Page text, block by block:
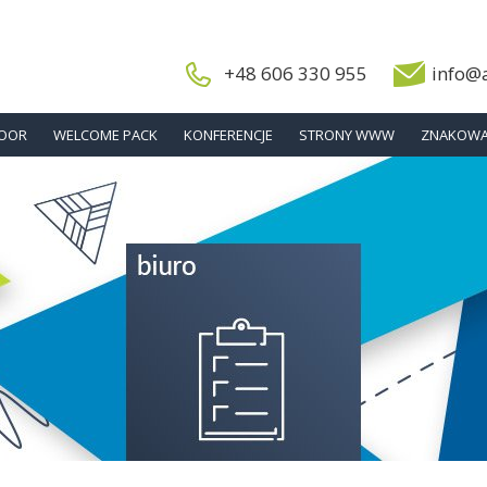
+48 606 330 955
WELCOME PACK KONFERENCJE STRONY WWW